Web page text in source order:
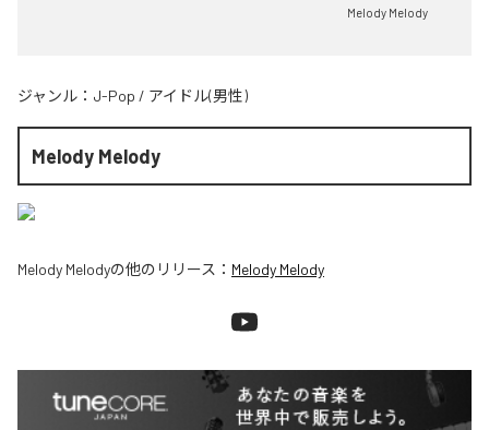
Melody Melody
ジャンル： J-Pop / アイドル(男性)
Melody Melody
Melody Melodyの他のリリース： Melody Melody